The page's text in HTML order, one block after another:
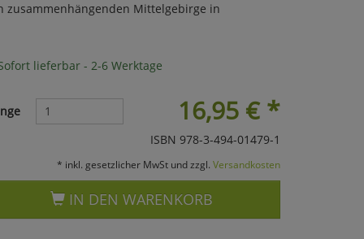
zusammenhängenden Mittelgebirge in
lieferbar - 2-6 Werktage
16,95 €*
ISBN 978-3-494-01479-1
* inkl. gesetzlicher MwSt und zzgl. Versandkosten
IN DEN WARENKORB